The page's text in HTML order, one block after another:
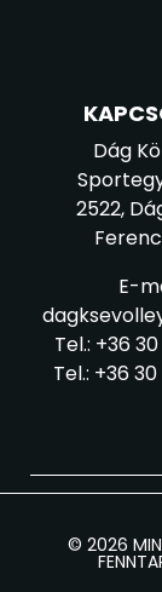
Dág
2522,
E-
Tel.: +36
Tel.: +36
© 2026